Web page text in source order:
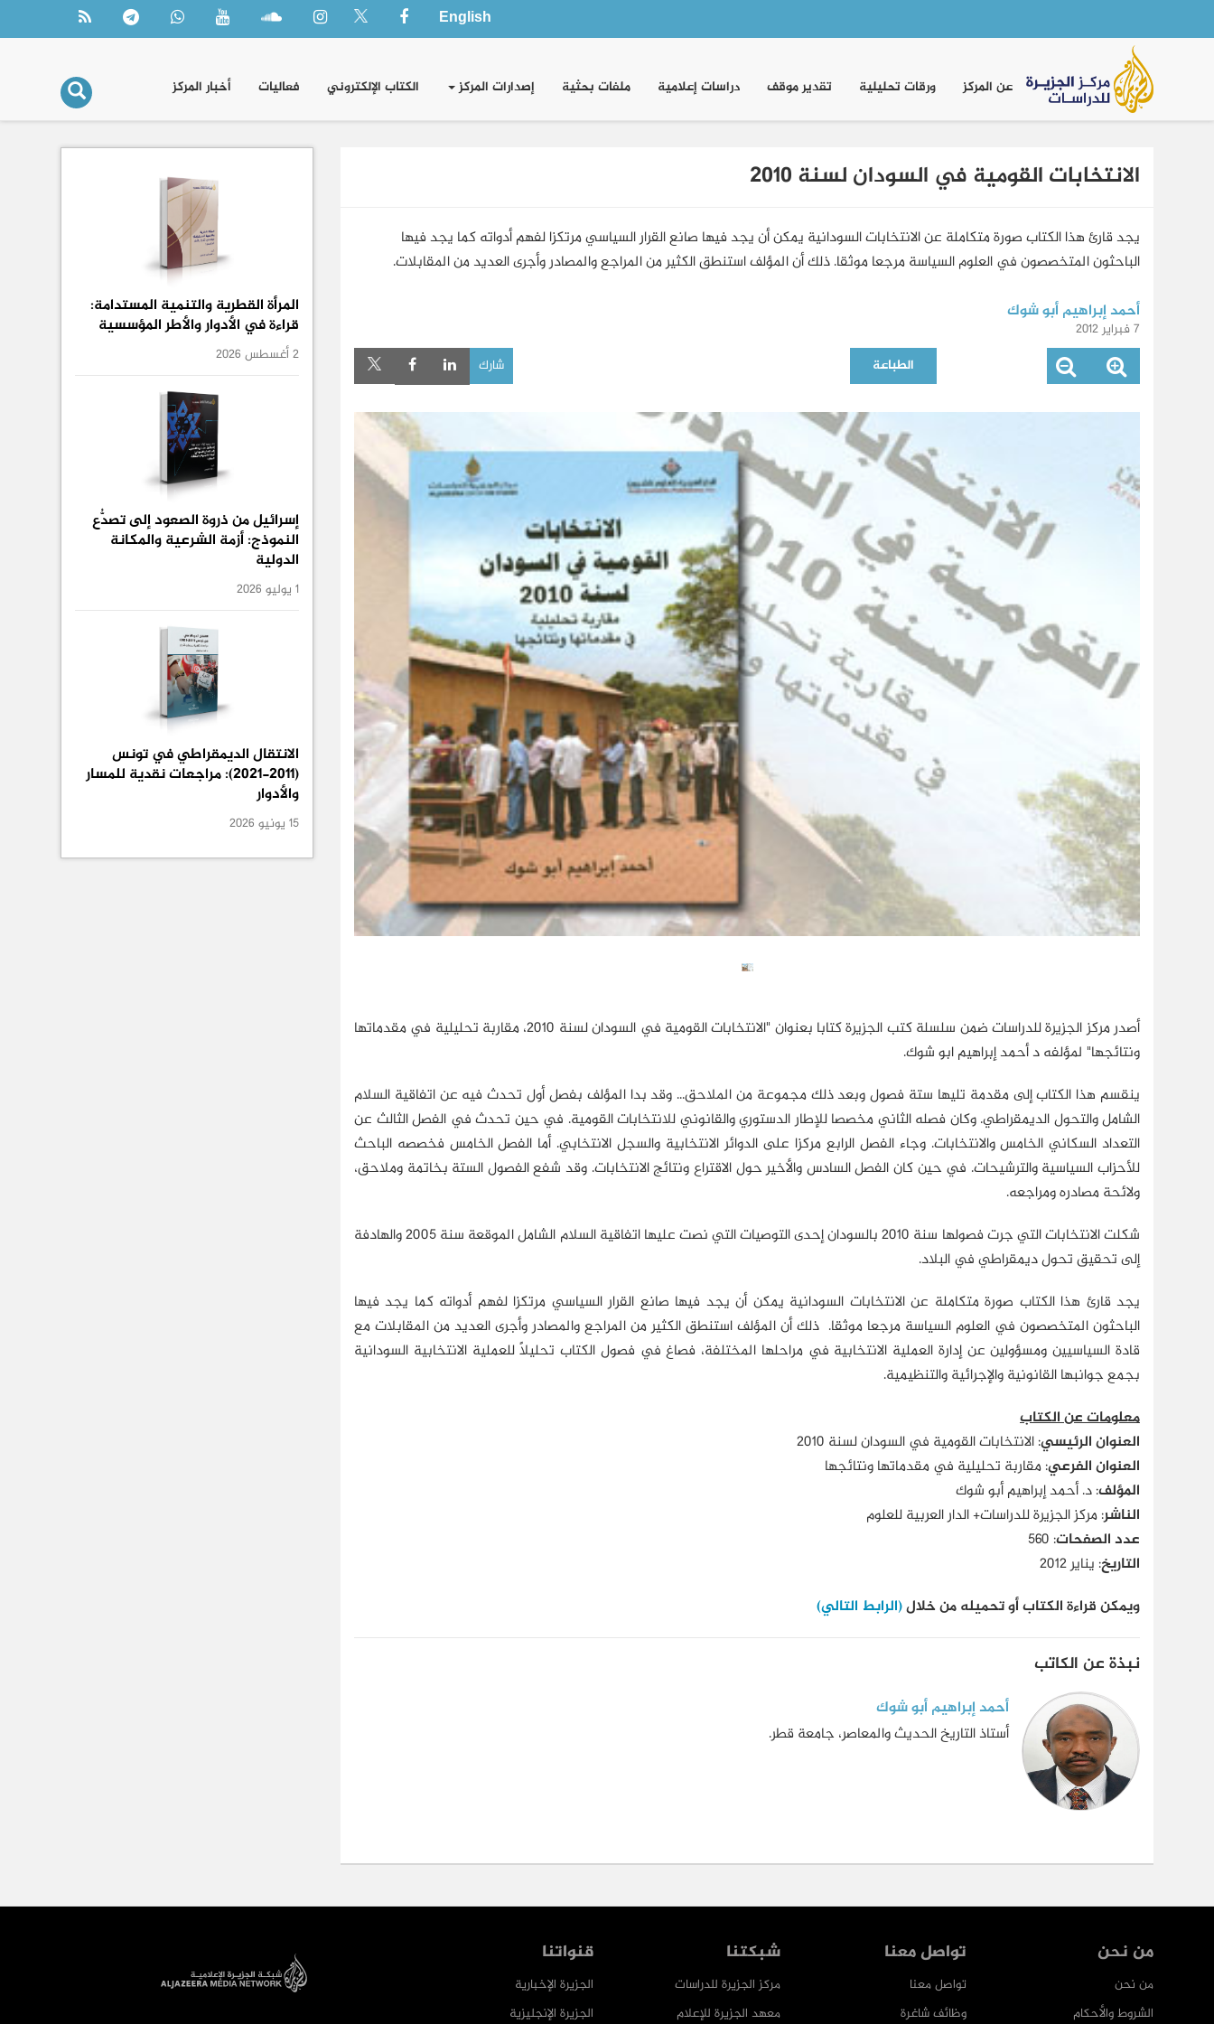
English
Main
navigation عن المركز ورقات تحليلية تقدير موقف دراسات إعلامية ملفات بحثية إصدارات المركز الكتاب الإلكتروني فعاليات أخبار المركز
الانتخابات القومية في السودان لسنة 2010
يجد قارئ هذا الكتاب صورة متكاملة عن الانتخابات السودانية يمكن أن يجد فيها صانع القرار السياسي مرتكزا لفهم أدواته كما يجد فيها
الباحثون المتخصصون في العلوم السياسة مرجعا موثقا. ذلك أن المؤلف استنطق الكثير من المراجع والمصادر وأجرى العديد من المقابلات.
أحمد إبراهيم أبو شوك
7 فبراير 2012
الطباعة شارك
أصدر مركز الجزيرة للدراسات ضمن سلسلة كتب الجزيرة كتابا بعنوان "الانتخابات القومية في السودان لسنة 2010، مقاربة تحليلية في مقدماتها
ونتائجها" لمؤلفه د أحمد إبراهيم ابو شوك.
ينقسم هذا الكتاب إلى مقدمة تليها ستة فصول وبعد ذلك مجموعة من الملاحق... وقد بدا المؤلف بفصل أول تحدث فيه عن اتفاقية السلام
الشامل والتحول الديمقراطي. وكان فصله الثاني مخصصا للإطار الدستوري والقانوني للانتخابات القومية. في حين تحدث في الفصل الثالث عن
التعداد السكاني الخامس والانتخابات. وجاء الفصل الرابع مركزا على الدوائر الانتخابية والسجل الانتخابي. أما الفصل الخامس فخصصه الباحث
للأحزاب السياسية والترشيحات. في حين كان الفصل السادس والأخير حول الاقتراع ونتائج الانتخابات. وقد شفع الفصول الستة بخاتمة وملاحق،
ولائحة مصادره ومراجعه.
شكلت الانتخابات التي جرت فصولها سنة 2010 بالسودان إحدى التوصيات التي نصت عليها اتفاقية السلام الشامل الموقعة سنة 2005 والهادفة
إلى تحقيق تحول ديمقراطي في البلاد.
يجد قارئ هذا الكتاب صورة متكاملة عن الانتخابات السودانية يمكن أن يجد فيها صانع القرار السياسي مرتكزا لفهم أدواته كما يجد فيها
الباحثون المتخصصون في العلوم السياسة مرجعا موثقا. ذلك أن المؤلف استنطق الكثير من المراجع والمصادر وأجرى العديد من المقابلات مع
قادة السياسيين ومسؤولين عن إدارة العملية الانتخابية في مراحلها المختلفة، فصاغ في فصول الكتاب تحليلاً للعملية الانتخابية السودانية
بجمع جوانبها القانونية والإجرائية والتنظيمية.
معلومات عن الكتاب
العنوان الرئيسي: الانتخابات القومية في السودان لسنة 2010
العنوان الفرعي: مقاربة تحليلية في مقدماتها ونتائجها
المؤلف: د. أحمد إبراهيم أبو شوك
الناشر: مركز الجزيرة للدراسات+ الدار العربية للعلوم
عدد الصفحات: 560
التاريخ: يناير 2012
ويمكن قراءة الكتاب أو تحميله من خلال(الرابط التالي)
نبذة عن الكاتب
أحمد إبراهيم أبو شوك
أستاذ التاريخ الحديث والمعاصر، جامعة قطر.
المرأة القطرية والتنمية المستدامة:
قراءة في الأدوار والأطر المؤسسية
2 أغسطس 2026
إسرائيل من ذروة الصعود إلى تصدُّع
النموذج: أزمة الشرعية والمكانة
الدولية
1 يوليو 2026
الانتقال الديمقراطي في تونس
(2011-2021): مراجعات نقدية للمسار
والأدوار
15 يونيو 2026
من نحن
من نحن
الشروط والأحكام
تواصل معنا
تواصل معنا
وظائف شاغرة
شبكتنا
مركز الجزيرة للدراسات
معهد الجزيرة للإعلام
قنواتنا
الجزيرة الإخبارية
الجزيرة الإنجليزية